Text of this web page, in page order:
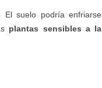
suelo podría enfriarse
plantas sensibles a la